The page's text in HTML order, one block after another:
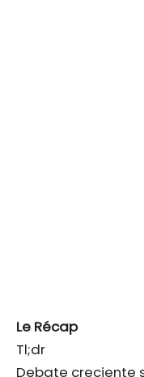
Le Récap
Tl;dr
Debate creciente